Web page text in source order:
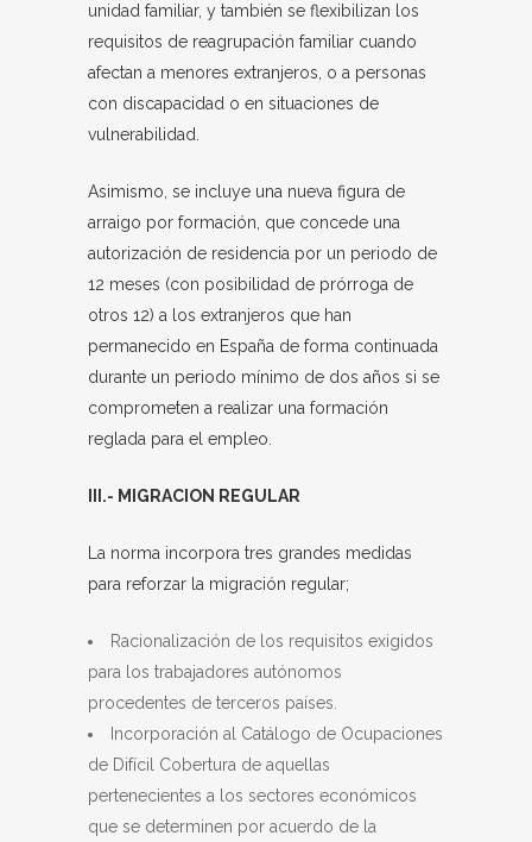
unidad familiar, y también se flexibilizan los
requisitos de reagrupación familiar cuando
afectan a menores extranjeros, o a personas
con discapacidad o en situaciones de
vulnerabilidad.
Asimismo, se incluye una nueva figura de
arraigo por formación, que concede una
autorización de residencia por un periodo de
12 meses (con posibilidad de prórroga de
otros 12) a los extranjeros que han
permanecido en España de forma continuada
durante un periodo mínimo de dos años si se
comprometen a realizar una formación
reglada para el empleo.
III.- MIGRACION REGULAR
La norma incorpora tres grandes medidas
para reforzar la migración regular;
Racionalización de los requisitos exigidos
para los trabajadores autónomos
procedentes de terceros países.
Incorporación al Catálogo de Ocupaciones
de Difícil Cobertura de aquellas
pertenecientes a los sectores económicos
que se determinen por acuerdo de la